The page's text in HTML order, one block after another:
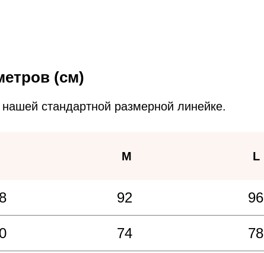
(см)
стандартной размерной линейке.
74 78
96
92
M L